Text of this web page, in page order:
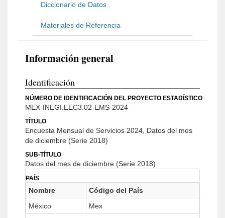
Diccionario de Datos
Materiales de Referencia
Información general
Identificación
NÚMERO DE IDENTIFICACIÓN DEL PROYECTO ESTADÍSTICO
MEX-INEGI.EEC3.02-EMS-2024
TÍTULO
Encuesta Mensual de Servicios 2024, Datos del mes
de diciembre (Serie 2018)
SUB-TÍTULO
Datos del mes de diciembre (Serie 2018)
PAÍS
Nombre
Código del País
México
Mex